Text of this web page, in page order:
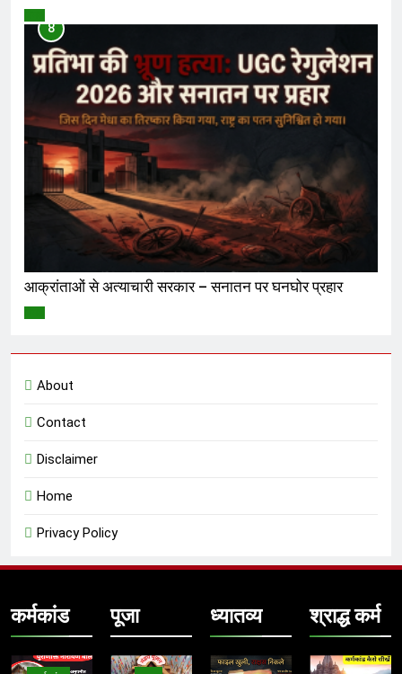
8
आक्रांताओं से अत्याचारी सरकार – सनातन पर घनघोर प्रहार
About
Contact
Disclaimer
Home
Privacy Policy
कर्मकांड पूजा ध्यातव्य श्राद्ध कर्म